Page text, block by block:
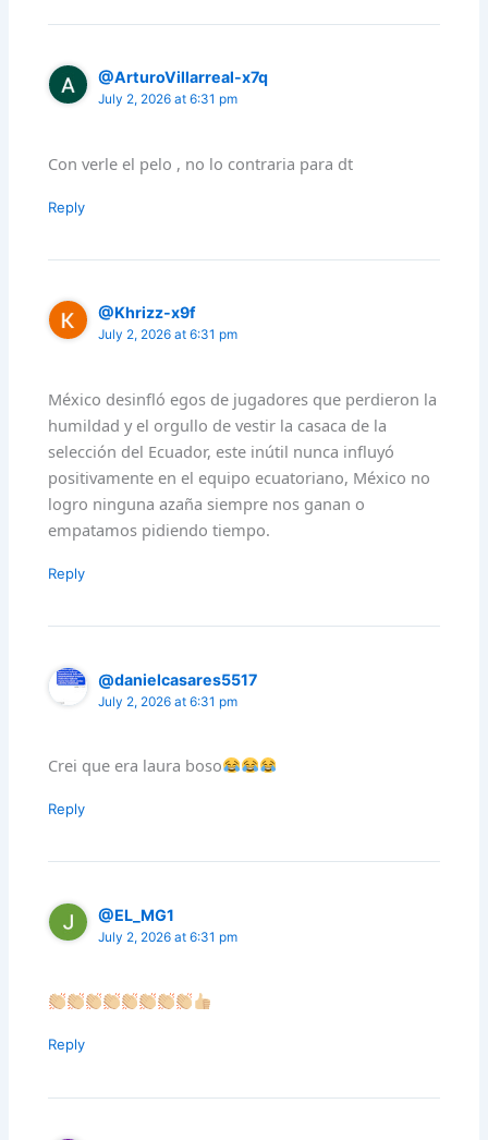
@ArturoVillarreal-x7q
July 2, 2026 at 6:31 pm
Con verle el pelo , no lo contraria para dt
Reply
@Khrizz-x9f
July 2, 2026 at 6:31 pm
México desinfló egos de jugadores que perdieron la
humildad y el orgullo de vestir la casaca de la
selección del Ecuador, este inútil nunca influyó
positivamente en el equipo ecuatoriano, México no
logro ninguna azaña siempre nos ganan o
empatamos pidiendo tiempo.
Reply
@danielcasares5517
July 2, 2026 at 6:31 pm
Crei que era laura boso
Reply
@EL_MG1
July 2, 2026 at 6:31 pm
Reply